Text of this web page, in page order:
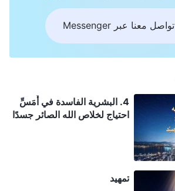
تواصل معنا عبر Messenger
4. البشرية الفاسدة في أَمَسِّ
احتياج لخلاص الله الصائر جسدًا
تمهيد